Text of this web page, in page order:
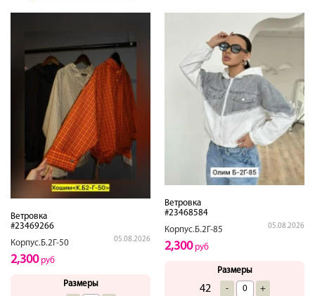
Ветровка
#23469266
Корпус.Б.2Г-50
05.08.2026
2,300руб
Размеры
Ветровка
#23468584
Корпус.Б.2Г-85
05.08.2026
2,300руб
Размеры
42 - +